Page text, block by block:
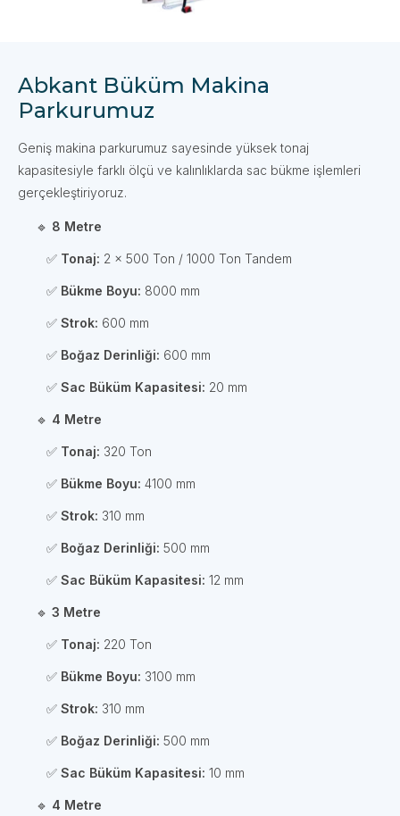
Abkant Büküm Makina
Parkurumuz
Geniş makina parkurumuz sayesinde yüksek tonaj
kapasitesiyle farklı ölçü ve kalınlıklarda sac bükme işlemleri
gerçekleştiriyoruz.
🔹 8 Metre
✅ Tonaj: 2 x 500 Ton / 1000 Ton Tandem
✅ Bükme Boyu: 8000 mm
✅ Strok: 600 mm
✅ Boğaz Derinliği: 600 mm
✅ Sac Büküm Kapasitesi: 20 mm
🔹 4 Metre
✅ Tonaj: 320 Ton
✅ Bükme Boyu: 4100 mm
✅ Strok: 310 mm
✅ Boğaz Derinliği: 500 mm
✅ Sac Büküm Kapasitesi: 12 mm
🔹 3 Metre
✅ Tonaj: 220 Ton
✅ Bükme Boyu: 3100 mm
✅ Strok: 310 mm
✅ Boğaz Derinliği: 500 mm
✅ Sac Büküm Kapasitesi: 10 mm
🔹 4 Metre